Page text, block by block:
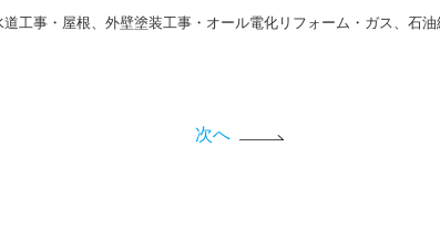
工事・屋根、外壁塗装工事・オール電化リフォーム・ガス、石油
次へ